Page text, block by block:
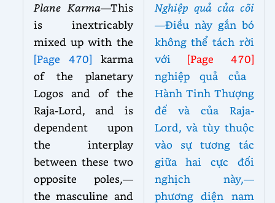
Plane Karma—This
is inextricably
mixed up with the
[Page 470] karma
of the planetary
Logos and of the
Raja-Lord, and is
dependent upon
the interplay
between these two
opposite poles,—
the masculine and
Nghiệp quả của cõi
—Điều này gắn bó
không thể tách rời
với [Page 470]
nghiệp quả của
Hành Tinh Thượng
đế và của Raja-
Lord, và tùy thuộc
vào sự tương tác
giữa hai cực đối
nghịch này,—
phương diện nam